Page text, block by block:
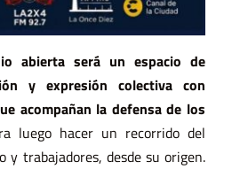
abierta será un espacio de
y expresión colectiva con
acompañan la defensa de los
luego hacer un recorrido del
y trabajadores, desde su origen.